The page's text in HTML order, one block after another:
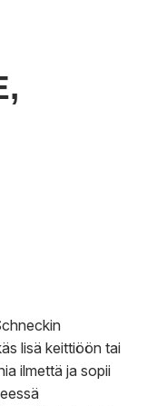
lisä keittiöön tai
ilmettä ja sopii